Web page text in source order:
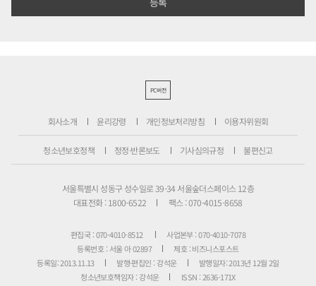
PC버전
회사소개 윤리강령 개인정보처리방침 이용자위원회
청소년보호정책 정정·반론보도 기사심의규정 불편신고
서울특별시 성동구 성수일로 39-34 서울숲더스페이스 12층
대표전화 : 1800-6522
팩스 : 070-4015-8658
편집국 : 070-4010-8512
사업본부 : 070-4010-7078
등록번호 : 서울 아 02897
제호 : 비즈니스포스트
등록일: 2013.11.13
발행·편집인 : 강석운
발행일자: 2013년 12월 2일
청소년보호책임자 : 강석운
ISSN : 2636-171X